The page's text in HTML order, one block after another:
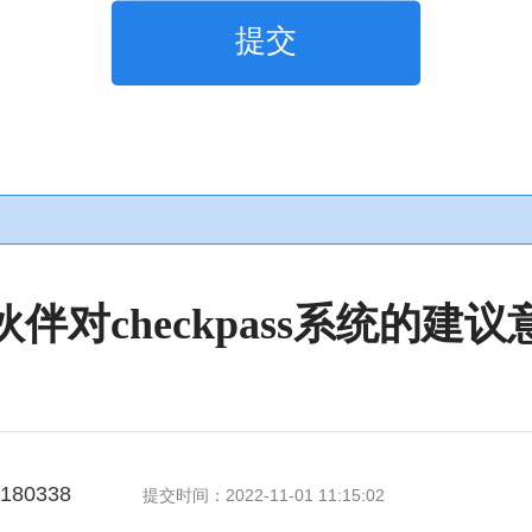
提交
伴对checkpass系统的建议
提交时间：2022-11-01 11:15:02